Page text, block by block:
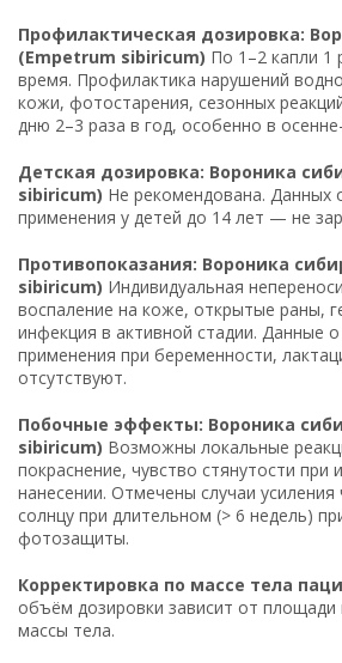
Профилактическая дозировка:
(Empetrum sibiricum) По 1–2 капли 1
время. Профилактика нарушений
кожи, фотостарения, сезонных
дню 2–3 раза в год, особенно в
Детская дозировка: Вороника
sibiricum) Не рекомендована. Данных
применения у детей до 14 лет — не
Противопоказания: Вороника
sibiricum) Индивидуальная
воспаление на коже, открытые раны,
инфекция в активной стадии. Данные
применения при беременности,
отсутствуют.
Побочные эффекты: Вороника
sibiricum) Возможны локальные
покраснение, чувство стянутости при
нанесении. Отмечены случаи усиления
солнцу при длительном (> 6 недель)
фотозащиты.
Корректировка по массе тела
объём дозировки зависит от площади
массы тела.